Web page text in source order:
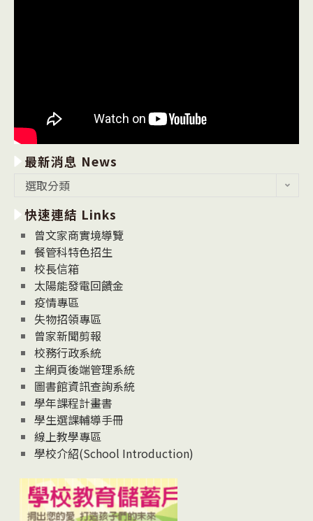
最新消息 News
消
息
News
選取分類
快速連結 Links
曾文家商實境導覽
餐管科特色招生
校長信箱
太陽能發電回饋金
疫情專區
失物招領專區
曾家新聞剪報
校務行政系統
主網頁後端管理系統
圖書館資訊查詢系統
學年課程計畫書
學生選課輔導手冊
線上教學專區
學校介紹(School Introduction)